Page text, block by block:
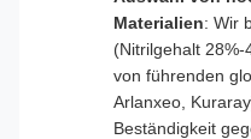
Materialien: Wir
(Nitrilgehalt
von führenden
Arlanxeo,
Beständigkeit